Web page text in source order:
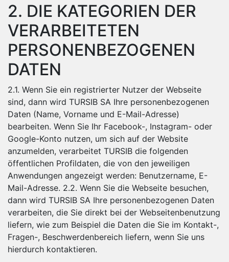
2. DIE KATEGORIEN DER
VERARBEITETEN
PERSONENBEZOGENEN
DATEN
2.1. Wenn Sie ein registrierter Nutzer der Webseite
sind, dann wird TURSIB SA Ihre personenbezogenen
Daten (Name, Vorname und E-Mail-Adresse)
bearbeiten. Wenn Sie Ihr Facebook-, Instagram- oder
Google-Konto nutzen, um sich auf der Website
anzumelden, verarbeitet TURSIB die folgenden
öffentlichen Profildaten, die von den jeweiligen
Anwendungen angezeigt werden: Benutzername, E-
Mail-Adresse. 2.2. Wenn Sie die Webseite besuchen,
dann wird TURSIB SA Ihre personenbezogenen Daten
verarbeiten, die Sie direkt bei der Webseitenbenutzung
liefern, wie zum Beispiel die Daten die Sie im Kontakt-,
Fragen-, Beschwerdenbereich liefern, wenn Sie uns
hierdurch kontaktieren.